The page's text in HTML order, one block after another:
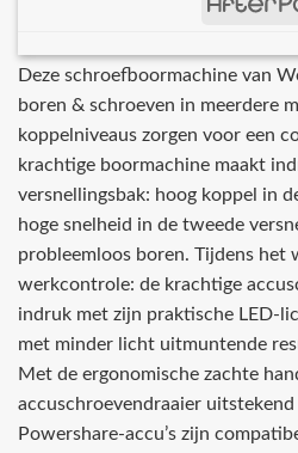
Deze schroefboormachine van
boren & schroeven in meerdere
koppelniveaus zorgen voor een
krachtige boormachine maakt
versnellingsbak: hoog koppel in
hoge snelheid in de tweede
probleemloos boren. Tijdens het
werkcontrole: de krachtige
indruk met zijn praktische LED-
met minder licht uitmuntende
Met de ergonomische zachte
accuschroevendraaier
Powershare-accu’s zijn